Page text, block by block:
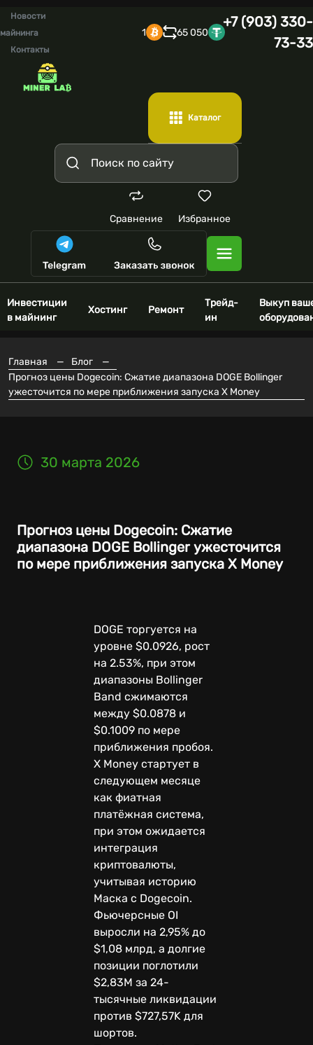
Новости
майнинга
Контакты
1 65 050
+7 (903) 330-
73-33
Каталог
Сравнение Избранное
Инвестиции
в майнинг
Хостинг Ремонт
Трейд-
ин
Выкуп
Главная — Блог
—
Прогноз цены Dogecoin: Сжатие диапазона DOGE Bollinger
ужесточится по мере приближения запуска X Money
30 марта 2026
Прогноз цены Dogecoin: Сжатие
диапазона DOGE Bollinger ужесточится
по мере приближения запуска X Money
DOGE торгуется на
уровне $0.0926, рост
на 2.53%, при этом
диапазоны Bollinger
Band сжимаются
между $0.0878 и
$0.1009 по мере
приближения пробоя.
X Money стартует в
следующем месяце
как фиатная
платёжная система,
при этом ожидается
интеграция
криптовалюты,
учитывая историю
Маска с Dogecoin.
Фьючерсные OI
выросли на 2,95% до
$1,08 млрд, а долгие
позиции поглотили
$2,83M за 24-
тысячные ликвидации
против $727,57K для
шортов.